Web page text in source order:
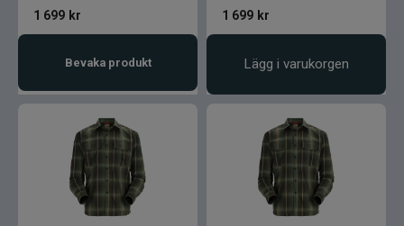
1 699 kr
Bevaka produkt
1 699 kr
Lägg i varukorgen